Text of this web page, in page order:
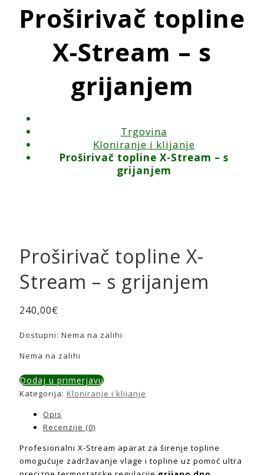
Proširivač topline
X-Stream – s
grijanjem
Trgovina
Kloniranje i klijanje
Proširivač topline X-Stream – s
grijanjem
Proširivač topline X-
Stream – s grijanjem
240,00€
Dostupni: Nema na zalihi
Nema na zalihi
Dodaj u primerjavu
Kategorija: Kloniranje i klijanje
Opis
Recenzije (0)
Profesionalni X-Stream aparat za širenje topline
omogućuje zadržavanje vlage i topline uz pomoć ultra